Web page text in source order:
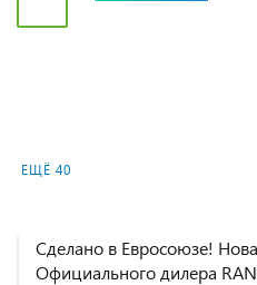
ЕЩЁ 40
Сделано в Евросоюзе!
Официального дилера